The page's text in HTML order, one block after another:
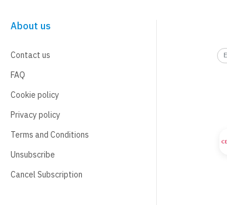
About us
Contact us
FAQ
Cookie policy
Privacy policy
Terms and Conditions
Unsubscribe
Cancel Subscription